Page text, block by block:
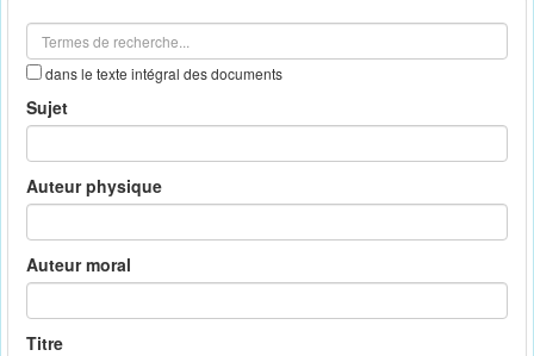
dans le texte intégral des documents
Sujet
Auteur physique
Auteur moral
Titre